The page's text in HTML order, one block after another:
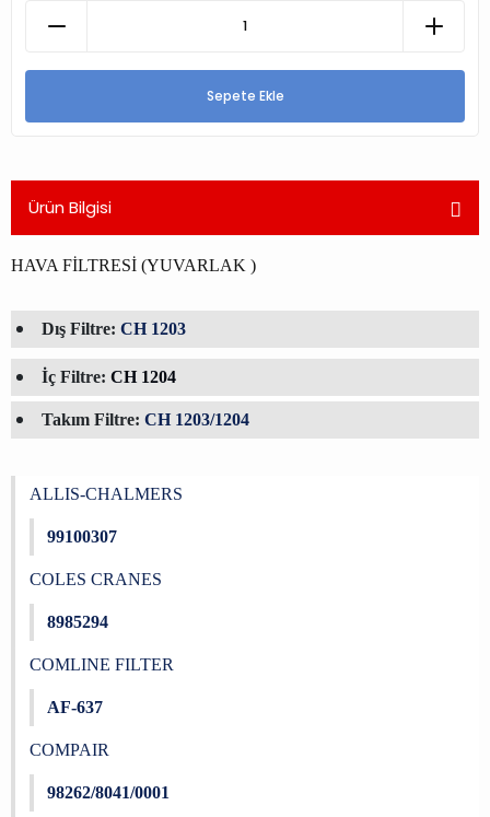
Sepete Ekle
Ürün Bilgisi
HAVA FİLTRESİ (YUVARLAK )
Dış Filtre: CH 1203
İç Filtre: CH 1204
Takım Filtre: CH 1203/1204
ALLIS-CHALMERS
99100307
COLES CRANES
8985294
COMLINE FILTER
AF-637
COMPAIR
98262/8041/0001